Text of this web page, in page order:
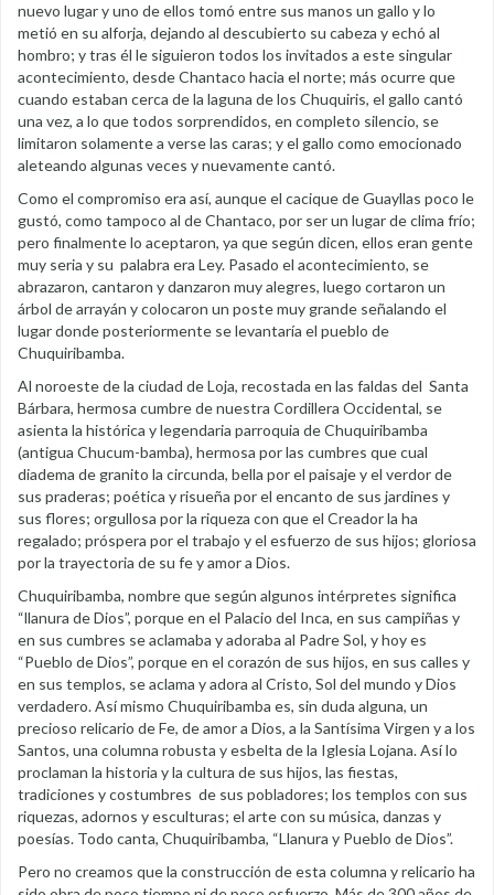
nuevo lugar y uno de ellos tomó entre sus manos un gallo y lo
metió en su alforja, dejando al descubierto su cabeza y echó al
hombro; y tras él le siguieron todos los invitados a este singular
acontecimiento, desde Chantaco hacia el norte; más ocurre que
cuando estaban cerca de la laguna de los Chuquiris, el gallo cantó
una vez, a lo que todos sorprendidos, en completo silencio, se
limitaron solamente a verse las caras; y el gallo como emocionado
aleteando algunas veces y nuevamente cantó.
Como el compromiso era así, aunque el cacique de Guayllas poco le
gustó, como tampoco al de Chantaco, por ser un lugar de clima frío;
pero finalmente lo aceptaron, ya que según dicen, ellos eran gente
muy seria y su palabra era Ley. Pasado el acontecimiento, se
abrazaron, cantaron y danzaron muy alegres, luego cortaron un
árbol de arrayán y colocaron un poste muy grande señalando el
lugar donde posteriormente se levantaría el pueblo de
Chuquiribamba.
Al noroeste de la ciudad de Loja, recostada en las faldas del Santa
Bárbara, hermosa cumbre de nuestra Cordillera Occidental, se
asienta la histórica y legendaria parroquia de Chuquiribamba
(antigua Chucum-bamba), hermosa por las cumbres que cual
diadema de granito la circunda, bella por el paisaje y el verdor de
sus praderas; poética y risueña por el encanto de sus jardines y
sus flores; orgullosa por la riqueza con que el Creador la ha
regalado; próspera por el trabajo y el esfuerzo de sus hijos; gloriosa
por la trayectoria de su fe y amor a Dios.
Chuquiribamba, nombre que según algunos intérpretes significa
“llanura de Dios”, porque en el Palacio del Inca, en sus campiñas y
en sus cumbres se aclamaba y adoraba al Padre Sol, y hoy es
“Pueblo de Dios”, porque en el corazón de sus hijos, en sus calles y
en sus templos, se aclama y adora al Cristo, Sol del mundo y Dios
verdadero. Así mismo Chuquiribamba es, sin duda alguna, un
precioso relicario de Fe, de amor a Dios, a la Santísima Virgen y a los
Santos, una columna robusta y esbelta de la Iglesia Lojana. Así lo
proclaman la historia y la cultura de sus hijos, las fiestas,
tradiciones y costumbres de sus pobladores; los templos con sus
riquezas, adornos y esculturas; el arte con su música, danzas y
poesías. Todo canta, Chuquiribamba, “Llanura y Pueblo de Dios”.
Pero no creamos que la construcción de esta columna y relicario ha